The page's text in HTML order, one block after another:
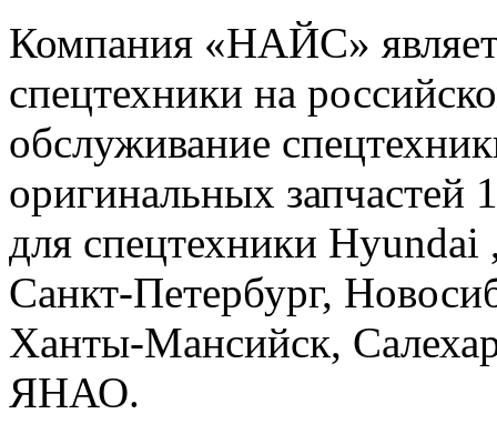
Компания «НАЙС»
спецтехники на
обслуживание
оригинальных запчастей
для спецтехники Hyundai
Санкт-Петербург,
Ханты-Мансийск,
ЯНАО.